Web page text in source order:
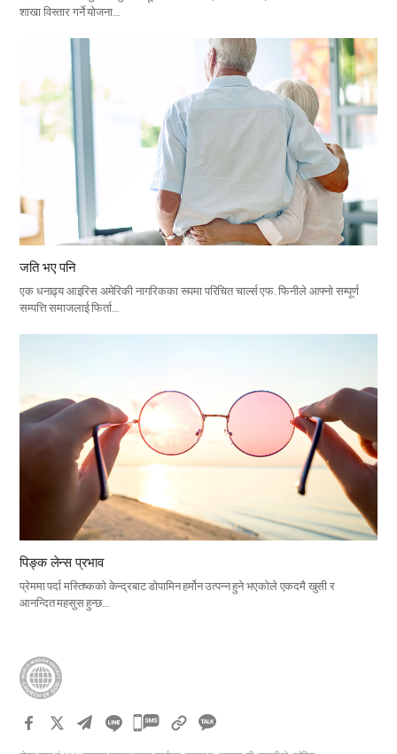
शाखा विस्तार गर्ने योजना…
जति भए पनि
एक धनाढ्य आइरिस अमेरिकी नागरिकका रूपमा परिचित चार्ल्स एफ. फिनीले आफ्नो सम्पूर्ण
सम्पत्ति समाजलाई फिर्ता…
पिङ्क लेन्स प्रभाव
प्रेममा पर्दा मस्तिष्कको केन्द्रबाट डोपामिन हर्मोन उत्पन्न हुने भएकोले एकदमै खुसी र
आनन्दित महसुस हुन्छ…
카